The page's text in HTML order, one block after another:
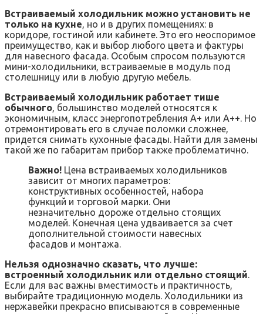
Встраиваемый холодильник можно установить не
только на кухне, но и в других помещениях: в
коридоре, гостиной или кабинете. Это его неоспоримое
преимущество, как и выбор любого цвета и фактуры
для навесного фасада. Особым спросом пользуются
мини-холодильники, встраиваемые в модуль под
столешницу или в любую другую мебель.
Встраиваемый холодильник работает тише
обычного, большинство моделей относятся к
экономичным, класс энергопотребления А+ или А++. Но
отремонтировать его в случае поломки сложнее,
придется снимать кухонные фасады. Найти для замены
такой же по габаритам прибор также проблематично.
Важно! Цена встраиваемых холодильников
зависит от многих параметров:
конструктивных особенностей, набора
функций и торговой марки. Они
незначительно дороже отдельно стоящих
моделей. Конечная цена удваивается за счет
дополнительной стоимости навесных
фасадов и монтажа.
Нельзя однозначно сказать, что лучше:
встроенный холодильник или отдельно стоящий.
Если для вас важны вместимость и практичность,
выбирайте традиционную модель. Холодильники из
нержавейки прекрасно вписываются в современные